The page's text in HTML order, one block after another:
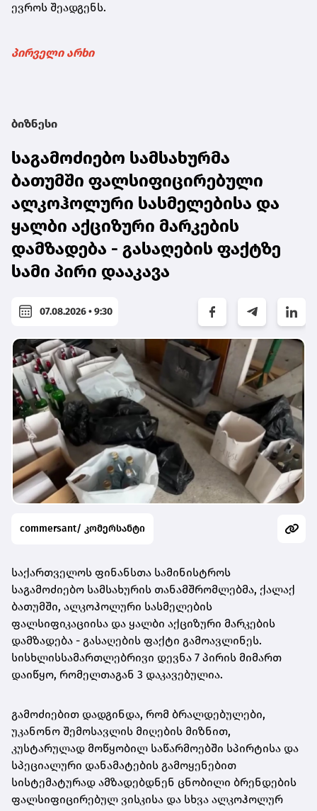
ევროს შეადგენს.
პირველი არხი
ბიზნესი
საგამოძიებო სამსახურმა
ბათუმში ფალსიფიცირებული
ალკოჰოლური სასმელებისა და
ყალბი აქციზური მარკების
დამზადება - გასაღების ფაქტზე
სამი პირი დააკავა
07.08.2026 • 9:30
commersant/ კომერსანტი
საქართველოს ფინანსთა სამინისტროს
საგამოძიებო სამსახურის თანამშრომლებმა, ქალაქ
ბათუმში, ალკოჰოლური სასმელების
ფალსიფიკაციისა და ყალბი აქციზური მარკების
დამზადება - გასაღების ფაქტი გამოავლინეს.
სისხლისსამართლებრივი დევნა 7 პირის მიმართ
დაიწყო, რომელთაგან 3 დაკავებულია.
გამოძიებით დადგინდა, რომ ბრალდებულები,
უკანონო შემოსავლის მიღების მიზნით,
კუსტარულად მოწყობილ საწარმოებში სპირტისა და
სპეციალური დანამატების გამოყენებით
სისტემატურად ამზადებდნენ ცნობილი ბრენდების
ფალსიფიცირებულ ვისკისა და სხვა ალკოჰოლურ